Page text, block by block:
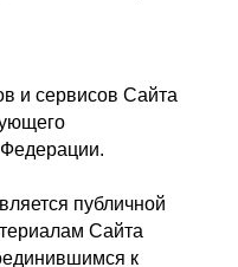
и сервисов Сайта
Федерации.
публичной
Сайта
к